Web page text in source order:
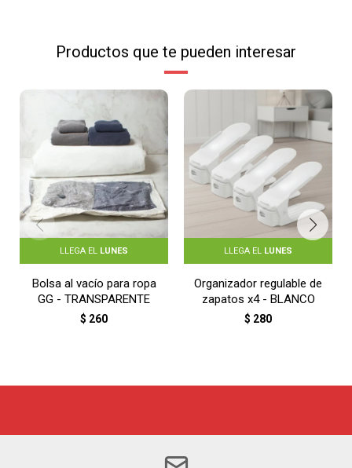
Productos que te pueden interesar
LLEGA EL LUNES
Bolsa al vacío para ropa
GG - TRANSPARENTE
$ 260
LLEGA EL LUNES
Organizador regulable de
zapatos x4 - BLANCO
$ 280